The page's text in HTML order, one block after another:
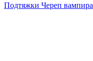
Подтяжки Череп вампира